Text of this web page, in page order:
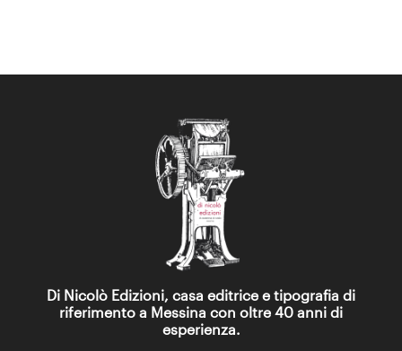
Di Nicolò Edizioni, casa editrice e tipografia di
riferimento a Messina con oltre 40 anni di
esperienza.